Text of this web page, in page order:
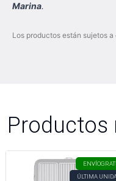
Marina.
Los productos están sujetos
Productos
ENVÍO
ÚLTIMA